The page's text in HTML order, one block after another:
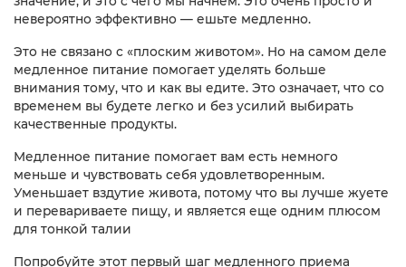
невероятно эффективно — ешьте медленно.
Это не связано с «плоским животом». Но на самом деле
медленное питание помогает уделять больше
внимания тому, что и как вы едите. Это означает, что со
временем вы будете легко и без усилий выбирать
качественные продукты.​
Медленное питание помогает вам есть немного
меньше и чувствовать себя удовлетворенным.
Уменьшает вздутие живота, потому что вы лучше жуете
и перевариваете пищу, и является еще одним плюсом
для тонкой талии
Попробуйте этот первый шаг медленного приема